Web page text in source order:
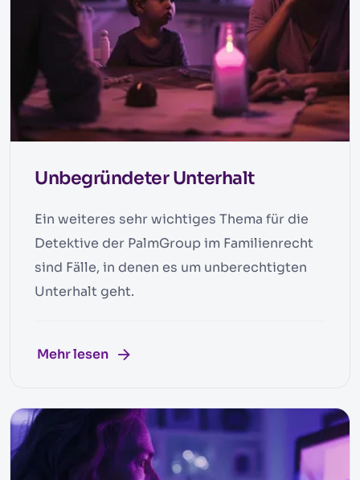
Unbegründeter Unterhalt
Ein weiteres sehr wichtiges Thema für die
Detektive der PalmGroup im Familienrecht
sind Fälle, in denen es um unberechtigten
Unterhalt geht.
Mehr lesen